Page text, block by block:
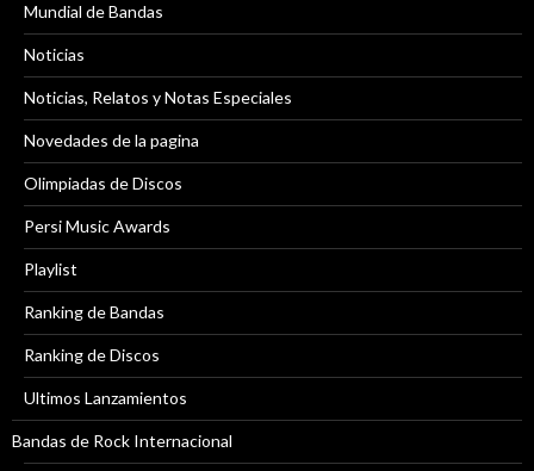
Mundial de Bandas
Noticias
Noticias, Relatos y Notas Especiales
Novedades de la pagina
Olimpiadas de Discos
Persi Music Awards
Playlist
Ranking de Bandas
Ranking de Discos
Ultimos Lanzamientos
Bandas de Rock Internacional